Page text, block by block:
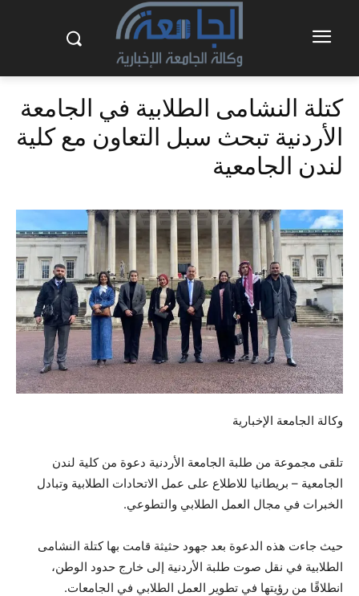
كتلة النشامى الطلابية في الجامعة
الأردنية تبحث سبل التعاون مع كلية
لندن الجامعية
وكالة الجامعة الإخبارية
تلقى مجموعة من طلبة الجامعة الأردنية دعوة من كلية لندن
الجامعية – بريطانيا للاطلاع على عمل الاتحادات الطلابية وتبادل
الخبرات في مجال العمل الطلابي والتطوعي.
حيث جاءت هذه الدعوة بعد جهود حثيثة قامت بها كتلة النشامى
الطلابية في نقل صوت طلبة الأردنية إلى خارج حدود الوطن،
انطلاقًا من رؤيتها في تطوير العمل الطلابي في الجامعات.